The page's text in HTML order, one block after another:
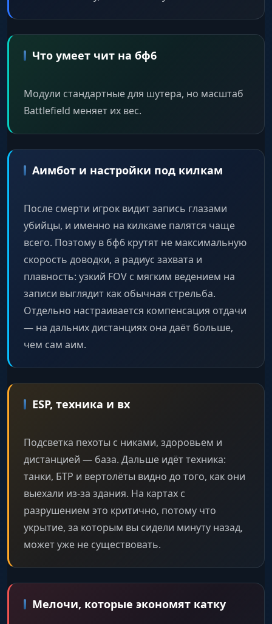
Что умеет чит на бф6
Модули стандартные для шутера, но масштаб
Battlefield меняет их вес.
Аимбот и настройки под килкам
После смерти игрок видит запись глазами
убийцы, и именно на килкаме палятся чаще
всего. Поэтому в бф6 крутят не максимальную
скорость доводки, а радиус захвата и
плавность: узкий FOV с мягким ведением на
записи выглядит как обычная стрельба.
Отдельно настраивается компенсация отдачи
— на дальних дистанциях она даёт больше,
чем сам аим.
ESP, техника и вх
Подсветка пехоты с никами, здоровьем и
дистанцией — база. Дальше идёт техника:
танки, БТР и вертолёты видно до того, как они
выехали из-за здания. На картах с
разрушением это критично, потому что
укрытие, за которым вы сидели минуту назад,
может уже не существовать.
Мелочи, которые экономят катку